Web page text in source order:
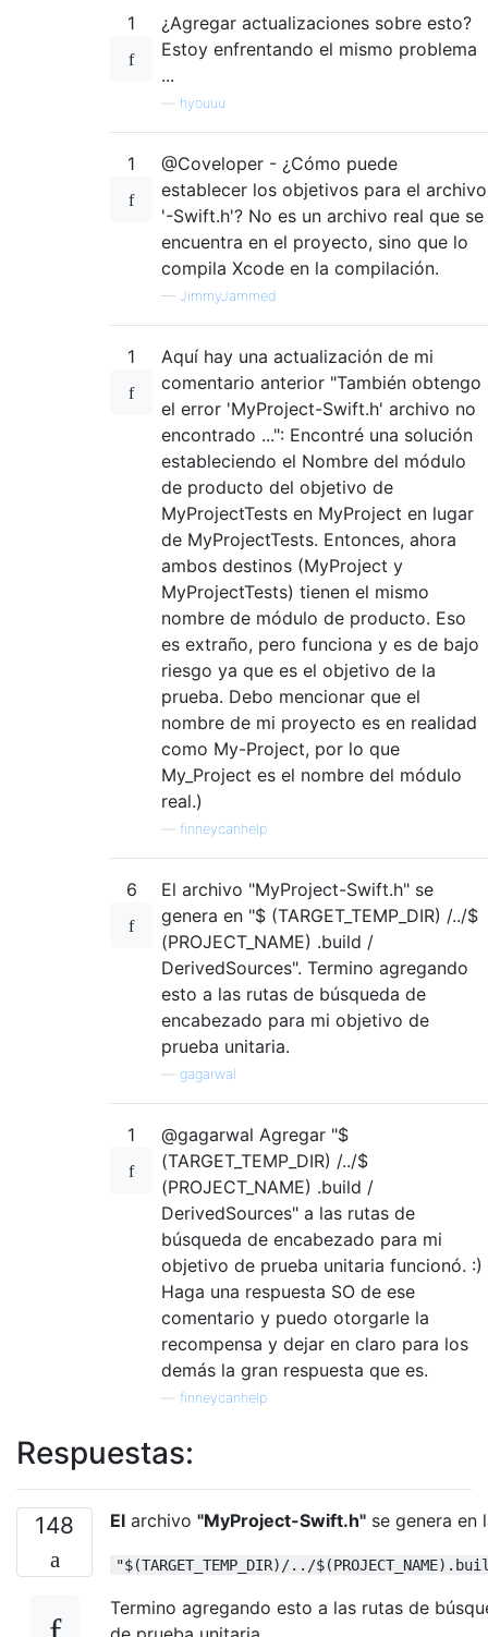
1
¿Agregar actualizaciones sobre esto?
Estoy enfrentando el mismo problema
...
hyouuu
1
@Coveloper - ¿Cómo puede
establecer los objetivos para el archivo
'-Swift.h'? No es un archivo real que se
encuentra en el proyecto, sino que lo
compila Xcode en la compilación.
— JimmyJammed
1
Aquí hay una actualización de mi
comentario anterior "También obtengo
el error 'MyProject-Swift.h' archivo no
encontrado ...": Encontré una solución
estableciendo el Nombre del módulo
de producto del objetivo de
MyProjectTests en MyProject en lugar
de MyProjectTests. Entonces, ahora
ambos destinos (MyProject y
MyProjectTests) tienen el mismo
nombre de módulo de producto. Eso
es extraño, pero funciona y es de bajo
riesgo ya que es el objetivo de la
prueba. Debo mencionar que el
nombre de mi proyecto es en realidad
como My-Project, por lo que
My_Project es el nombre del módulo
real.)
finneycanhelp
6
El archivo "MyProject-Swift.h" se
genera en "$ (TARGET_TEMP_DIR) /../$
(PROJECT_NAME) .build /
DerivedSources". Termino agregando
esto a las rutas de búsqueda de
encabezado para mi objetivo de
prueba unitaria.
gagarwal
1
@gagarwal Agregar "$
(TARGET_TEMP_DIR) /../$
(PROJECT_NAME) .build /
DerivedSources" a las rutas de
búsqueda de encabezado para mi
objetivo de prueba unitaria funcionó. :)
Haga una respuesta SO de ese
comentario y puedo otorgarle la
recompensa y dejar en claro para los
demás la gran respuesta que es.
finneycanhelp
Respuestas:
148 El archivo "MyProject-Swift.h" se genera en
"$(TARGET_TEMP_DIR)/../
Termino agregando esto a las rutas de